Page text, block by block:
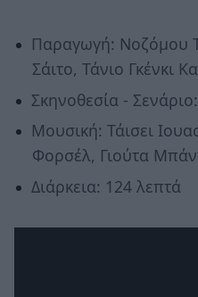
Παραγωγή: Νοζόμου
Σάιτο, Τάνιο Γκένκι
Σκηνοθεσία -
Μουσική: Τάισει
Φορσέλ, Γιούτα
Διάρκεια: 124 λεπτά